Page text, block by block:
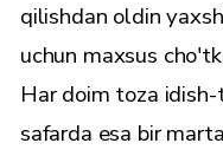
qilishdan oldin
uchun maxsus
Har doim toza
safarda esa bir